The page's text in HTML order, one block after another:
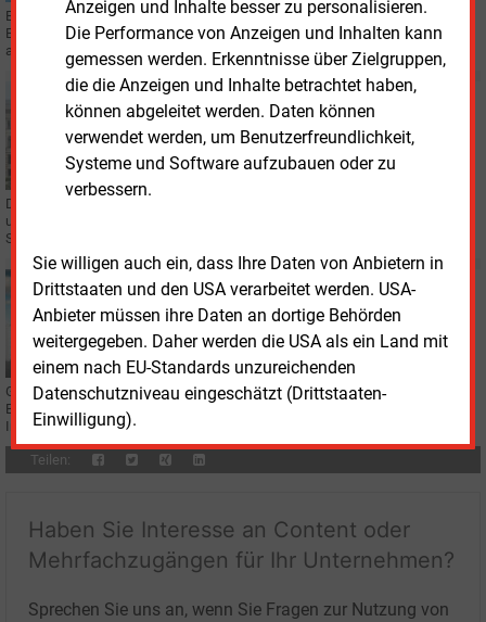
Anzeigen und Inhalte besser zu personalisieren.
Die Performance von Anzeigen und Inhalten kann
gemessen werden. Erkenntnisse über Zielgruppen,
die die Anzeigen und Inhalte betrachtet haben,
können abgeleitet werden. Daten können
verwendet werden, um Benutzerfreundlichkeit,
Systeme und Software aufzubauen oder zu
verbessern.
Sie willigen auch ein, dass Ihre Daten von Anbietern in
Drittstaaten und den USA verarbeitet werden. USA-
Anbieter müssen ihre Daten an dortige Behörden
weitergegeben. Daher werden die USA als ein Land mit
einem nach EU-Standards unzureichenden
Datenschutzniveau eingeschätzt (Drittstaaten-
Einwilligung).
Ein Bündnis von Erneuerbaren-Unternehmen spricht sich gegen die
Einführung von Einspeisenetzentgelten im Rahmen des AgNes-Prozesses
aus. Sie setzen auf Baukostenzuschüsse.
Freitag, 12.06.2026, 17:58
POLITIK
Bundesrat will Heizungsgesetz und Offshore-Wind
ändern
Der Bundesrat hat zum Gebäudemodernisierungsgesetz Stellung genommen
und Änderungen vorgeschlagen. Außerdem wollen die Länder mehr
Spielraum für Offshore-Windkraft.
Mittwoch, 10.06.2026, 09:42
STROMSPEICHER
VKU sieht Handlungsbedarf beim Baurecht
Großbatteriespeicher gewinnen bei kommunalen Energieversorgern an
Bedeutung. Der VKU fordert dafür verlässliche Rahmenbedingungen für
Investitionen und Netzanschlüsse.
Teilen:
Haben Sie Interesse an Content oder
Mehrfachzugängen für Ihr Unternehmen?
Sprechen Sie uns an, wenn Sie Fragen zur Nutzung von